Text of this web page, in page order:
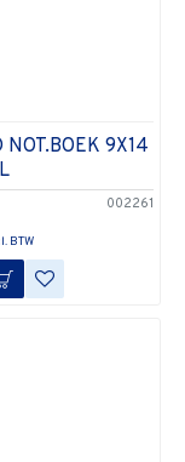
002261
NOT.BOEK 9X14